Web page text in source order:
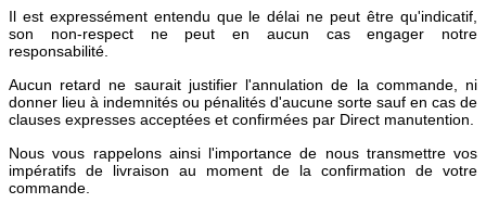
Il est expressément entendu que le délai ne peut être qu'indicatif,
son non-respect ne peut en aucun cas engager notre
responsabilité.
Aucun retard ne saurait justifier l'annulation de la commande, ni
donner lieu à indemnités ou pénalités d'aucune sorte sauf en cas de
clauses expresses acceptées et confirmées par Direct manutention.
Nous vous rappelons ainsi l'importance de nous transmettre vos
impératifs de livraison au moment de la confirmation de votre
commande.